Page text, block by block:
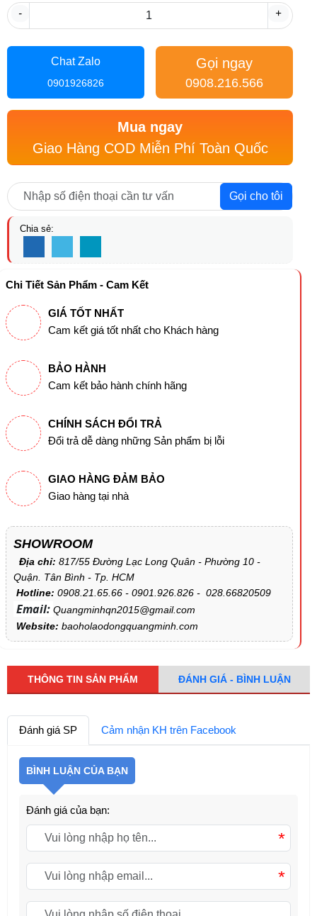
- +
Chat Zalo
0901926826
Gọi ngay
0908.216.566
Mua ngay
Giao Hàng COD Miễn Phí Toàn Quốc
Gọi cho tôi
Chia sẻ:
Chi Tiết Sản Phẩm - Cam Kết
GIÁ TỐT NHẤT
Cam kết giá tốt nhất cho Khách hàng
BẢO HÀNH
Cam kết bảo hành chính hãng
CHÍNH SÁCH ĐỔI TRẢ
Đổi trả dễ dàng những Sản phẩm bị lỗi
GIAO HÀNG ĐẢM BẢO
Giao hàng tại nhà
SHOWROOM
Địa chỉ: 817/55 Đường Lạc Long Quân - Phường 10 -
Quận. Tân Bình - Tp. HCM
Hotline: 0908.21.65.66 - 0901.926.826 - 028.66820509
Email: Quangminhqn2015@gmail.com
Website: baoholaodongquangminh.com
THÔNG TIN SẢN PHẨM ĐÁNH GIÁ - BÌNH LUẬN
Đánh giá SP Cảm nhận KH trên Facebook
BÌNH LUẬN CỦA BẠN
Đánh giá của bạn:
*
*